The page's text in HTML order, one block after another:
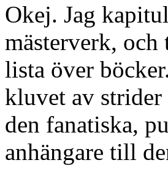
Okej. Jag
mästerverk,
lista över
kluvet av
den fanatiska,
anhängare till